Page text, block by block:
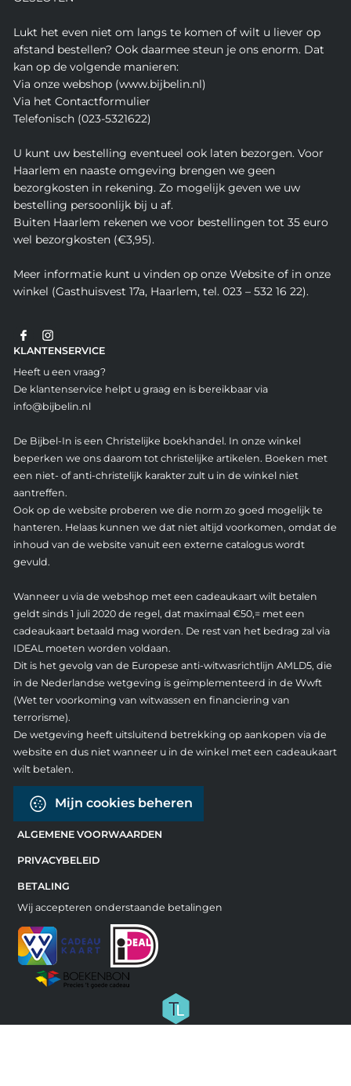
Lukt het even niet om langs te komen of wilt u liever op
afstand bestellen? Ook daarmee steun je ons enorm. Dat
kan op de volgende manieren:
Via onze webshop (www.bijbelin.nl)
Via het Contactformulier
Telefonisch (023-5321622)
U kunt uw bestelling eventueel ook laten bezorgen. Voor
Haarlem en naaste omgeving brengen we geen
bezorgkosten in rekening. Zo mogelijk geven we uw
bestelling persoonlijk bij u af.
Buiten Haarlem rekenen we voor bestellingen tot 35 euro
wel bezorgkosten (€3,95).
Meer informatie kunt u vinden op onze Website of in onze
winkel (Gasthuisvest 17a, Haarlem, tel. 023 – 532 16 22).
KLANTENSERVICE
Heeft u een vraag?
De klantenservice helpt u graag en is bereikbaar via
info@bijbelin.nl
De Bijbel-In is een Christelijke boekhandel. In onze winkel
beperken we ons daarom tot christelijke artikelen. Boeken met
een niet- of anti-christelijk karakter zult u in de winkel niet
aantreffen.
Ook op de website proberen we die norm zo goed mogelijk te
hanteren. Helaas kunnen we dat niet altijd voorkomen, omdat de
inhoud van de website vanuit een externe catalogus wordt
gevuld.
Wanneer u via de webshop met een cadeaukaart wilt betalen
geldt sinds 1 juli 2020 de regel, dat maximaal €50,= met een
cadeaukaart betaald mag worden. De rest van het bedrag zal via
IDEAL moeten worden voldaan.
Dit is het gevolg van de Europese anti-witwasrichtlijn AMLD5, die
in de Nederlandse wetgeving is geïmplementeerd in de Wwft
(Wet ter voorkoming van witwassen en financiering van
terrorisme).
De wetgeving heeft uitsluitend betrekking op aankopen via de
website en dus niet wanneer u in de winkel met een cadeaukaart
wilt betalen.
Mijn cookies beheren
ALGEMENE VOORWAARDEN
PRIVACYBELEID
BETALING
Wij accepteren onderstaande betalingen